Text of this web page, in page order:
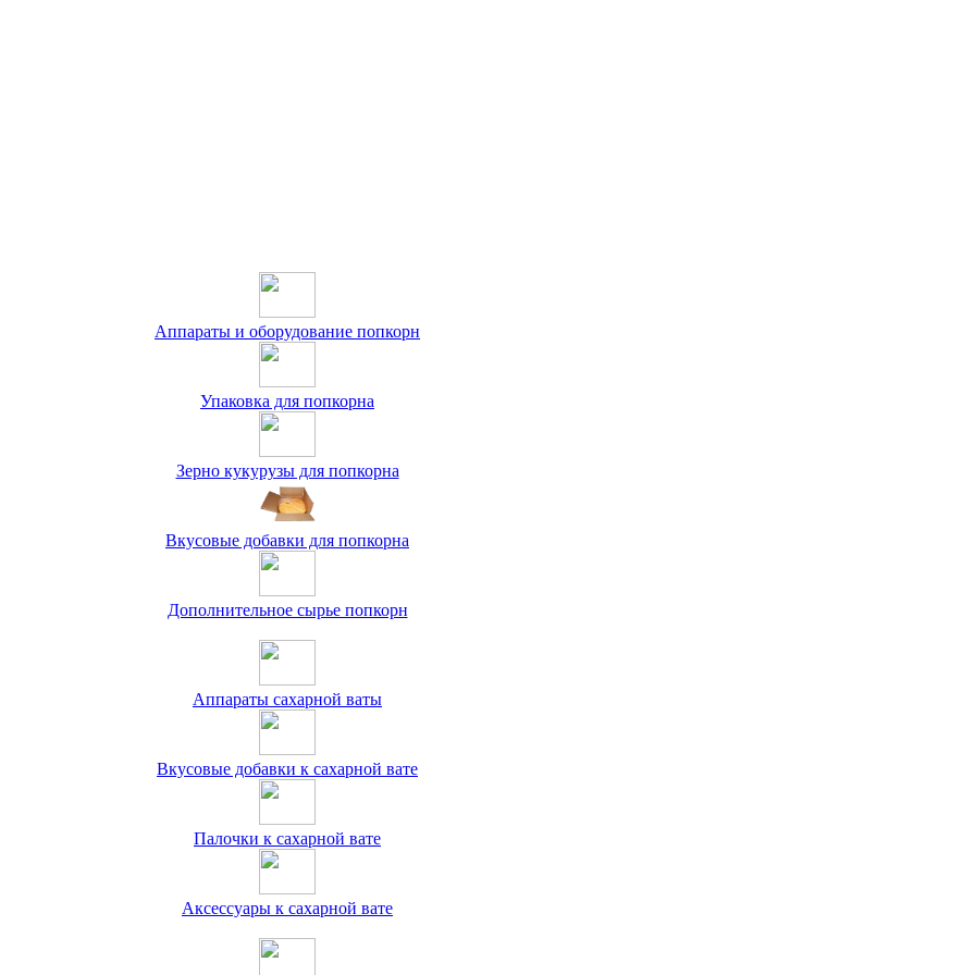
Аппараты и оборудование попкорн
Упаковка для попкорна
Зерно кукурузы для попкорна
Вкусовые добавки для попкорна
Дополнительное сырье попкорн
Аппараты сахарной ваты
Вкусовые добавки к сахарной вате
Палочки к сахарной вате
Аксессуары к сахарной вате